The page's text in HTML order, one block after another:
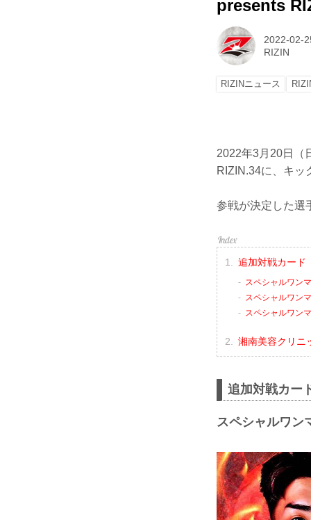
presents
2022-02-
RIZIN
RIZINニュース
2022年3月20日（
RIZIN.34に、キッ
参戦が決定した選
追加対戦カード
スペシャルワン
スペシャルワン
スペシャルワン
湘南美容クリニ
追加対戦カー
スペシャルワン